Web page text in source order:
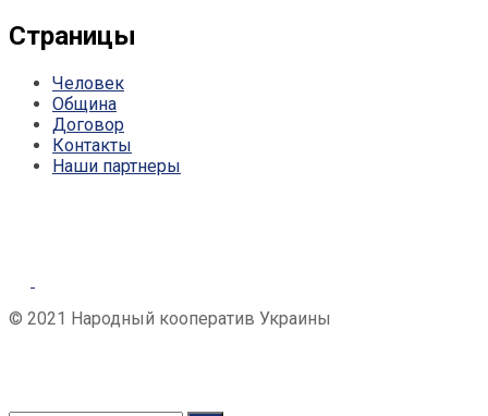
Страницы
Человек
Община
Договор
Контакты
Наши партнеры
© 2021 Народный кооператив Украины